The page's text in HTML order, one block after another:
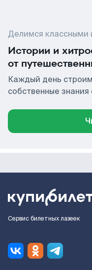
Делимся классными
Истории и
от
Каждый день
собственные
Сервис билетных лазеек